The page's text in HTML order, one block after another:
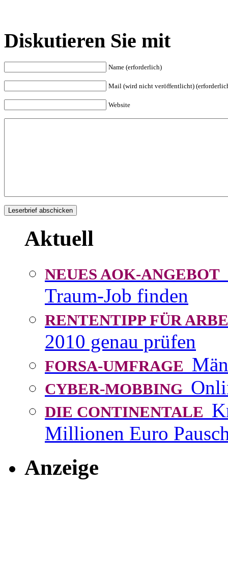
Diskutieren Sie mit
Name (erforderlich)
Mail (wird nicht veröffentlicht)
Website
Aktuell
NEUES AOK-ANGEBOT
Traum-Job finden
RENTENTIPP FÜR
2010 genau prüfen
FORSA-UMFRAGE
CYBER-MOBBING
DIE CONTINENTALE
Millionen Euro
Anzeige